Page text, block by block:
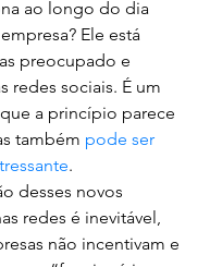
ao longo do dia
Ele está
preocupado e
redes sociais. É um
a princípio parece
também pode ser
.
desses novos
redes é inevitável,
não incentivam e